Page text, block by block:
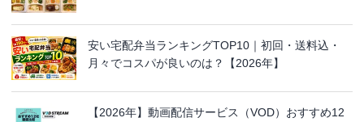
安い宅配弁当ランキングTOP10｜初回・送料込・
月々でコスパが良いのは？【2026年】
【2026年】動画配信サービス（VOD）おすすめ12